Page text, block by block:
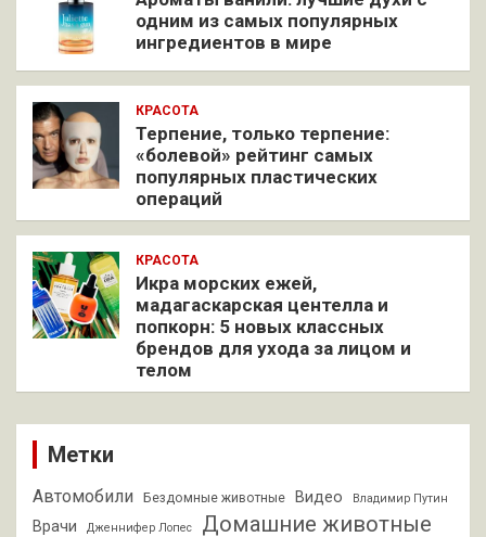
одним из самых популярных
ингредиентов в мире
КРАСОТА
Терпение, только терпение:
«болевой» рейтинг самых
популярных пластических
операций
КРАСОТА
Икра морских ежей,
мадагаскарская центелла и
попкорн: 5 новых классных
брендов для ухода за лицом и
телом
Метки
Автомобили Бездомные животные Видео Владимир Путин
Врачи Дженнифер Лопес
Домашние животные